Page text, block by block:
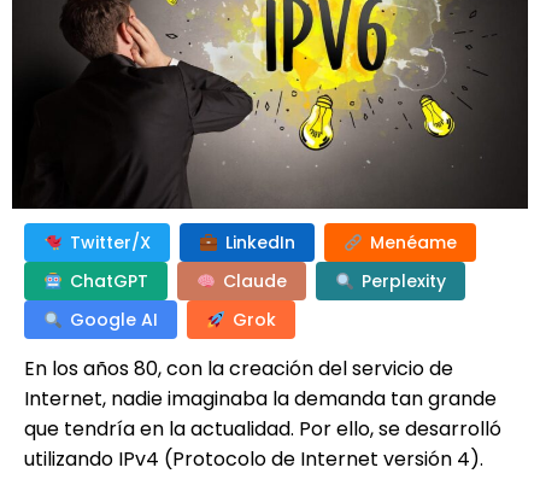
Twitter/X LinkedIn
Menéame
ChatGPT
Claude
Perplexity
Google AI
Grok
En los años 80, con la creación del servicio de
Internet, nadie imaginaba la demanda tan grande
que tendría en la actualidad. Por ello, se desarrolló
utilizando IPv4 (Protocolo de Internet versión 4).